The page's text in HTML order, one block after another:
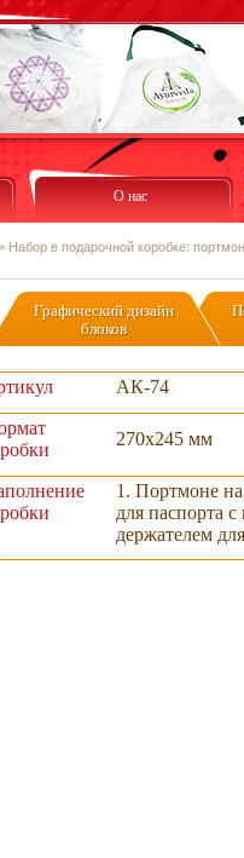
О нас
Набор в подарочной коробке:
Графический дизайн
блоков
АК-74
270х245 мм
1. Портмоне
для паспорта
держателем